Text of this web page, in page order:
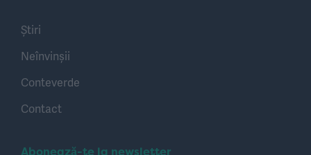
Știri
Neînvinșii
Conteverde
Contact
Abonează-te la newsletter